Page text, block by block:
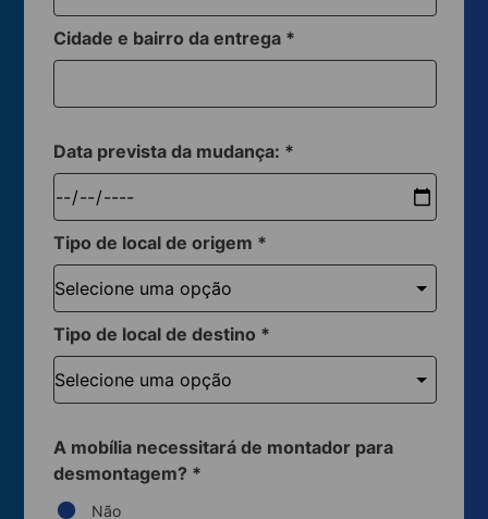
Cidade e bairro da entrega *
Data prevista da mudança: *
Tipo de local de origem *
Tipo de local de destino *
A mobília necessitará de montador para
desmontagem? *
Não